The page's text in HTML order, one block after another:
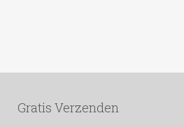
Gratis Verzenden